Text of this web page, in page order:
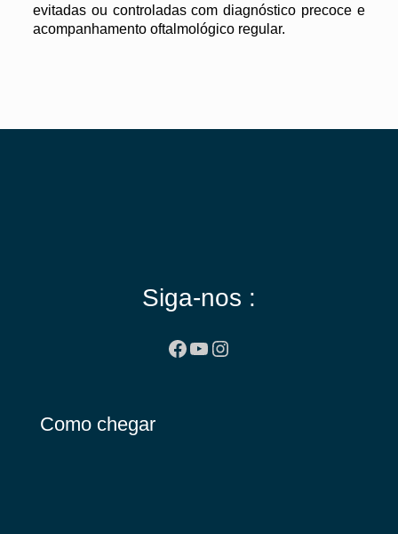
evitadas ou controladas com diagnóstico precoce e
acompanhamento oftalmológico regular.
Siga-nos :
Facebook
Youtube
Instagram
Como chegar